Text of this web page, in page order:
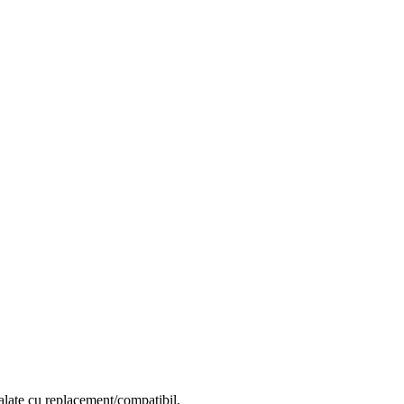
cu replacement/compatibil.